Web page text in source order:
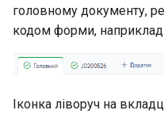
головному документу,
кодом форми, наприклад
Іконка ліворуч на